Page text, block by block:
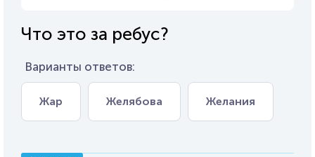
Что это за ребус?
Варианты ответов:
Жар Желябова Желания